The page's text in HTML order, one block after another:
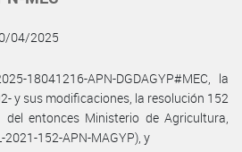
04/2025
18041216-APN-DGDAGYP#MEC, la
y sus modificaciones, la resolución 152
entonces Ministerio de Agricultura,
2021-152-APN-MAGYP), y